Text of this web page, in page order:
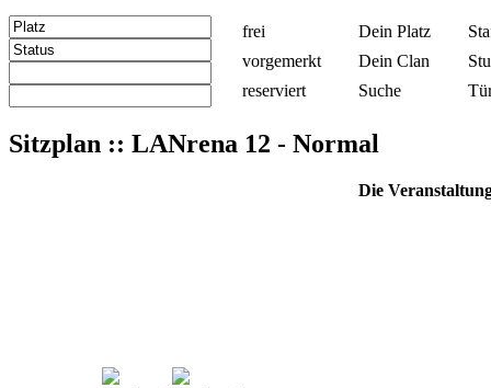
frei
vorgemerkt
reserviert
Dein Platz
Dein Clan
Suche
Sitzplan :: LANrena 12 - Normal
Die